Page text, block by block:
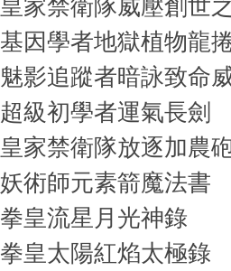
皇家禁衛隊威壓創世
基因學者地獄植物龍
魅影追蹤者暗詠致命
超級初學者運氣長劍
皇家禁衛隊放逐加農
妖術師元素箭魔法書
拳皇流星月光神錄
拳皇太陽紅焰太極錄